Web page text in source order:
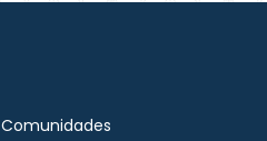
Comunidades